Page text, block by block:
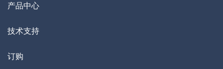
产品中心
技术支持
订购